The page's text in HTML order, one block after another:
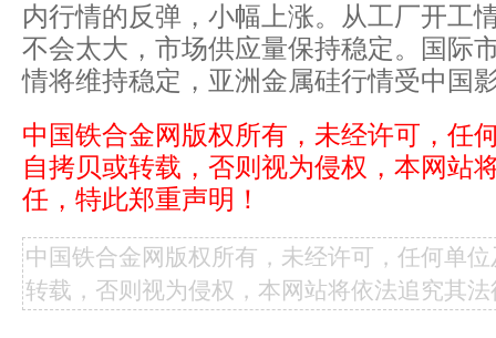
内行情的反弹，小幅上涨。从工厂开工
不会太大，市场供应量保持稳定。国际
情将维持稳定，亚洲金属硅行情受中国
中国铁合金网版权所有，未经许可，任
自拷贝或转载，否则视为侵权，本网站
任，特此郑重声明！
中国铁合金网版权所有，未经许可，任何单
转载，否则视为侵权，本网站将依法追究其